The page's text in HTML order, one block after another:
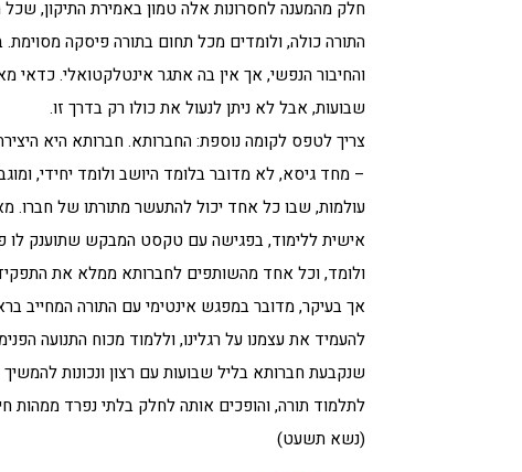
חלק מהמענה לחסרונות אלה טמון באמירת התיקון, שכל
התורה כולה, ולומדים מכל תחום בתורה פיסקה
והחיבור הנפשי, אך אין בה אתגר אינטלקטואלי. כדאי
שבועות, אבל לא ניתן לנעול את כולו רק בדרך זו.
צריך לטפס לקומה נוספת: החברותא. חברותא היא
– מחד גיסא, לא מדובר בלומד היושב ולומד יחידי,
עולמות, שבו כל אחד יכול להתעשר מתורתו של חברו.
אישית ללימוד, בפגישה עם טקסט המבקש שתוענק לו
ולומד, וכל אחד מהשותפים לחברותא ממלא את
אך בעיקר, מדובר במפגש אינטימי עם התורה המחייב
להעמיד את עצמנו על רגלינו, וללמוד מכוח התנועה
שנקבעת חברותא בליל שבועות עם רצון ונכונות
לתלמוד תורה, והופכים אותה לחלק בלתי נפרד ממהות
(נשא תשעט)